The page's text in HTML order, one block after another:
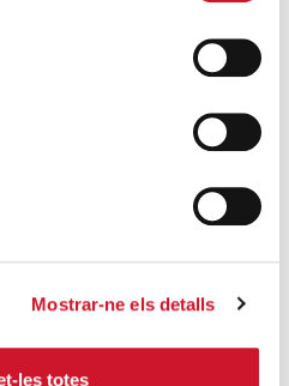
Mostrar-ne els detalls
les totes